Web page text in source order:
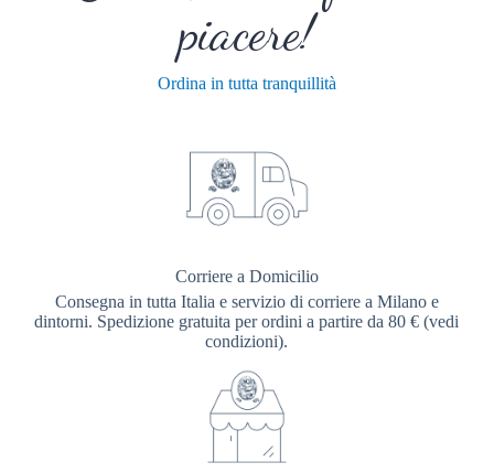
piacere!
Ordina in tutta tranquillità
Corriere a Domicilio
Consegna in tutta Italia e servizio di corriere a Milano e
dintorni. Spedizione gratuita per ordini a partire da 80 € (vedi
condizioni).